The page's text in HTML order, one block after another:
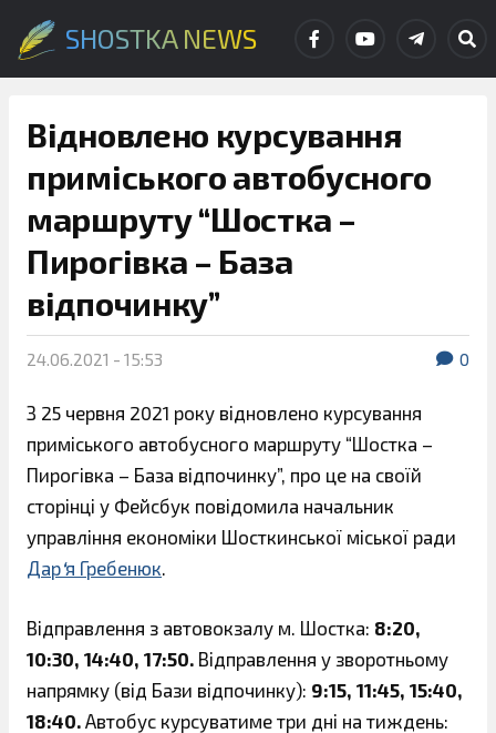
SHOSTKA NEWS
Відновлено курсування
приміського автобусного
маршруту “Шостка –
Пирогівка – База
відпочинку”
24.06.2021 - 15:53 0
З 25 червня 2021 року відновлено курсування
приміського автобусного маршруту “Шостка –
Пирогівка – База відпочинку”, про це на своїй
сторінці у Фейсбук повідомила начальник
управління економіки Шосткинської міської ради
Дар‘я Гребенюк.
Відправлення з автовокзалу м. Шостка: 8:20,
10:30, 14:40, 17:50. Відправлення у зворотньому
напрямку (від Бази відпочинку): 9:15, 11:45, 15:40,
18:40. Автобус курсуватиме три дні на тиждень: